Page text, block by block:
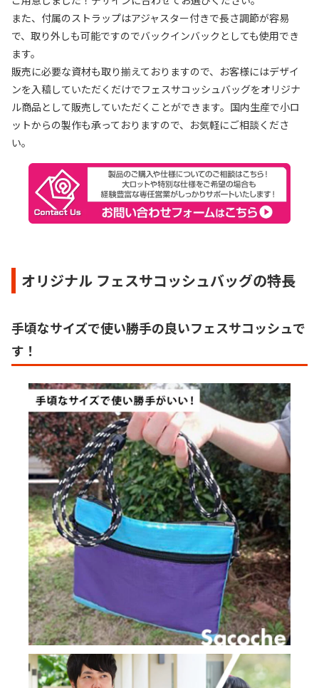
また、付属のストラップはアジャスター付きで長さ調節が容易
で、取り外しも可能ですのでバックインバックとしても使用でき
ます。
販売に必要な資材も取り揃えておりますので、お客様にはデザイ
ンを入稿していただくだけでフェスサコッシュバッグをオリジナ
ル商品として販売していただくことができます。国内生産で小ロ
ットからの製作も承っておりますので、お気軽にご相談くださ
い。
オリジナル フェスサコッシュバッグの特長
手頃なサイズで使い勝手の良いフェスサコッシュで
す！